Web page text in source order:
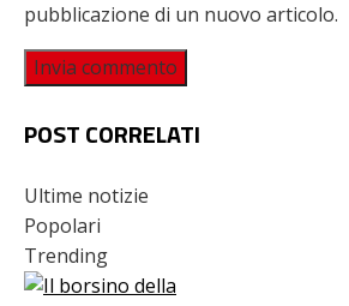
pubblicazione di un nuovo articolo.
POST CORRELATI
Ultime notizie
Popolari
Trending